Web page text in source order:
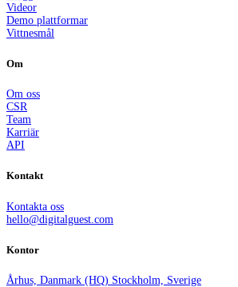
Videor
Demo plattformar
Vittnesmål
Om
Om oss
CSR
Team
Karriär
API
Kontakt
Kontakta oss
hello@digitalguest.com
Kontor
Århus, Danmark (HQ) Stockholm, Sverige